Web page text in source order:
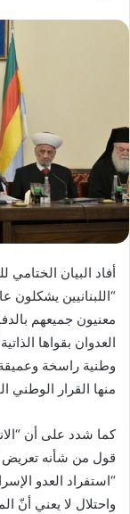
أفاد البيان الختامي
“اللبنانيين
معنيون جميعهم
العدوان بقواها
وطنية راسخة
منها القرار الوطني
كما شدد على أن
قول من شأنه تعريض
“استفراد العدو
واحتلال لا يعني أنّ